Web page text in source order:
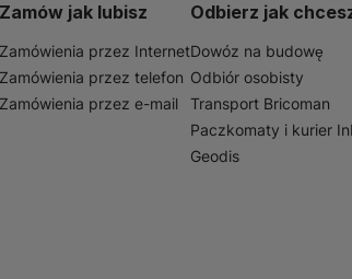
Zamów jak lubisz
Zamówienia przez Internet
Zamówienia przez telefon
Zamówienia przez e-mail
Odbierz jak
Dowóz na budowę
Odbiór osobisty
Transport Bricoman
Paczkomaty i kurier
Geodis